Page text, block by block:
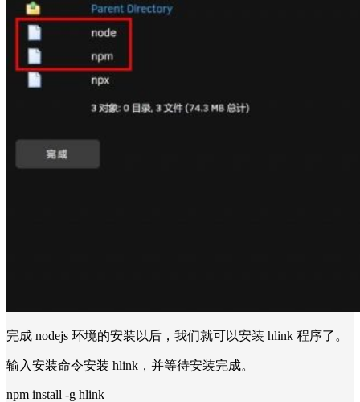
完成 nodejs 环境的安装以后，我们就可以安装 hlink 程序了。
输入安装命令安装 hlink，并等待安装完成。
npm install -g hlink